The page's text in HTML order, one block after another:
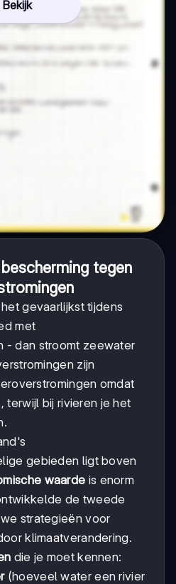
Bekijk
tegen
gevaarlijkst tijdens
met
- dan stroomt zeewater
zijn
omdat
terwijl bij rivieren je het
gebieden ligt boven
waarde is enorm
de tweede
strategieën voor
klimaatverandering.
die je moet kennen:
(hoeveel water een rivier